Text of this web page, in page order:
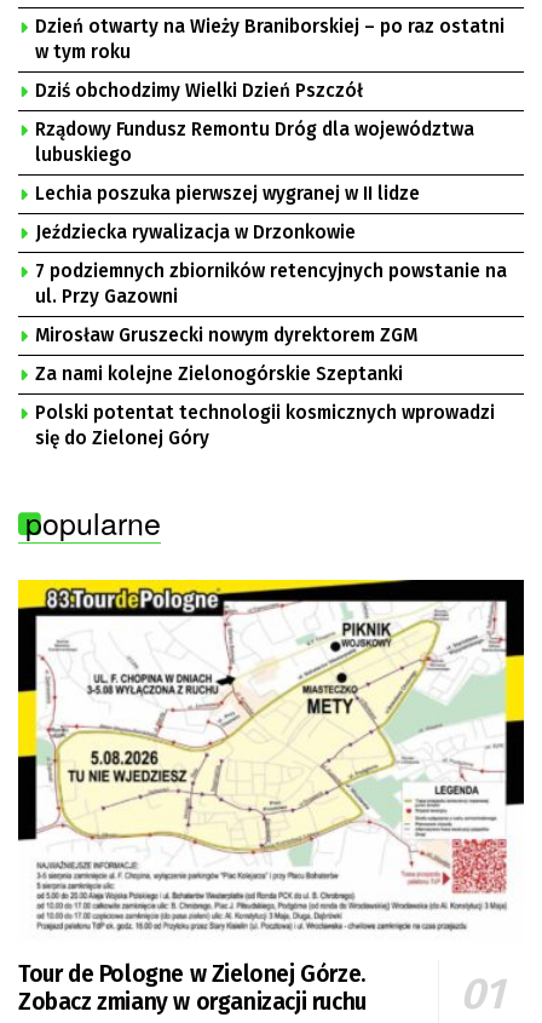
Dzień otwarty na Wieży Braniborskiej – po raz ostatni
w tym roku
Dziś obchodzimy Wielki Dzień Pszczół
Rządowy Fundusz Remontu Dróg dla województwa
lubuskiego
Lechia poszuka pierwszej wygranej w II lidze
Jeździecka rywalizacja w Drzonkowie
7 podziemnych zbiorników retencyjnych powstanie na
ul. Przy Gazowni
Mirosław Gruszecki nowym dyrektorem ZGM
Za nami kolejne Zielonogórskie Szeptanki
Polski potentat technologii kosmicznych wprowadzi
się do Zielonej Góry
popularne
Tour de Pologne w Zielonej Górze.
Zobacz zmiany w organizacji ruchu